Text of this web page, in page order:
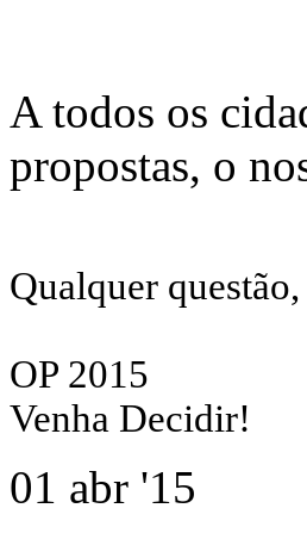
A todos os
propostas, o
Qualquer
OP 2015
Venha Decidir!
01 abr '15